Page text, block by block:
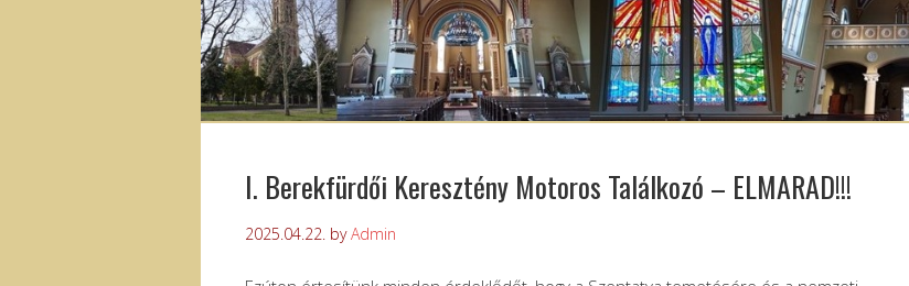
I. Berekfürdői Keresztény Motoros Találkozó – ELMARAD!!!
2025.04.22. byAdmin